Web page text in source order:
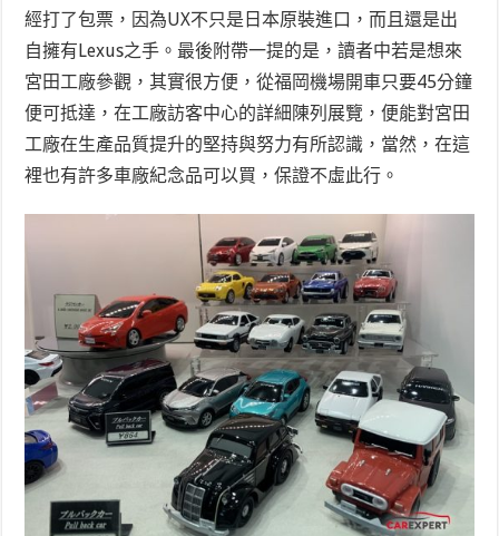
經打了包票，因為UX不只是日本原裝進口，而且還是出
自擁有Lexus之手。最後附帶一提的是，讀者中若是想來
宮田工廠參觀，其實很方便，從福岡機場開車只要45分鐘
便可抵達，在工廠訪客中心的詳細陳列展覽，便能對宮田
工廠在生產品質提升的堅持與努力有所認識，當然，在這
裡也有許多車廠紀念品可以買，保證不虛此行。